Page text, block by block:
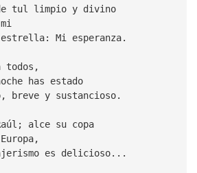
tul limpio y divino
Mi esperanza.
todos,
has estado
breve y sustancioso.
alce su copa
es delicioso...